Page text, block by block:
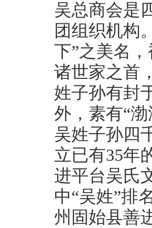
吴总商会是
团组织机构
下”之美名
诸世家之首
姓子孙有封
外，素有“
吴姓子孙四
立已有35年
进平台吴氏
中“吴姓”排
州固始县善